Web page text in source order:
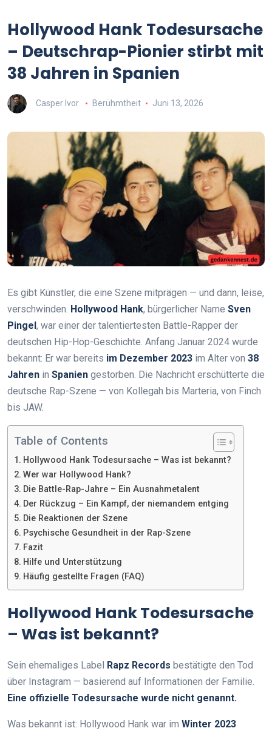
Hollywood Hank Todesursache
– Deutschrap-Pionier stirbt mit
38 Jahren in Spanien
Casper Ivor Berühmtheit Juni 13, 2026
Es gibt Künstler, die eine Szene mitprägen — und dann, leise,
verschwinden. Hollywood Hank, bürgerlicher Name Sven
Pingel , war einer der talentiertesten Battle-Rapper der
deutschen Hip-Hop-Geschichte. Anfang Januar 2024 wurde
bekannt: Er war bereits im Dezember 2023 im Alter von 38
Jahren in Spanien gestorben. Die Nachricht erschütterte die
deutsche Rap-Szene — von Kollegah bis Marteria, von Finch
bis JAW.
Table of Contents
Hollywood Hank Todesursache – Was ist bekannt?
Wer war Hollywood Hank?
Die Battle-Rap-Jahre – Ein Ausnahmetalent
Der Rückzug – Ein Kampf, der niemandem entging
Die Reaktionen der Szene
Psychische Gesundheit in der Rap-Szene
Fazit
Hilfe und Unterstützung
Häufig gestellte Fragen (FAQ)
Hollywood Hank Todesursache
– Was ist bekannt?
Sein ehemaliges Label Rapz Records bestätigte den Tod
über Instagram — basierend auf Informationen der Familie.
Eine offizielle Todesursache wurde nicht genannt.
Was bekannt ist: Hollywood Hank war im Winter 2023